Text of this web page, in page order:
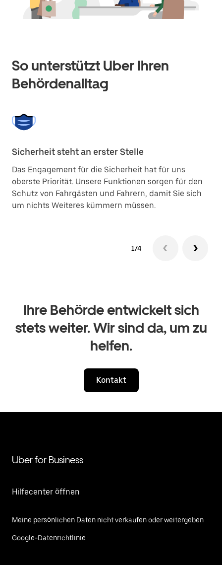
So unterstützt Uber Ihren
Behördenalltag
Sicherheit steht an erster Stelle
Das Engagement für die Sicherheit hat für uns
oberste Priorität. Unsere Funktionen sorgen für den
Schutz von Fahrgästen und Fahrern, damit Sie sich
um nichts Weiteres kümmern müssen.
1/4
Ihre Behörde entwickelt sich
stets weiter. Wir sind da, um zu
helfen.
Kontakt
Uber for Business
Hilfecenter öffnen
Meine persönlichen Daten nicht verkaufen oder weitergeben
Google-Datenrichtlinie